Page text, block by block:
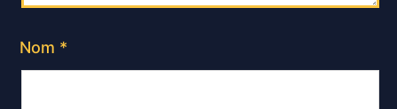
Nom *